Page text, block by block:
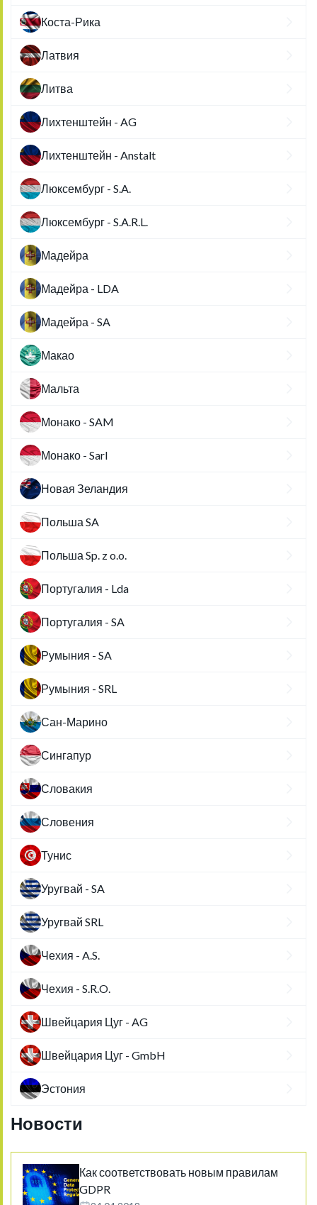
Коста-Рика
Латвия
Литва
Лихтенштейн - AG
Лихтенштейн - Anstalt
Люксембург - S.A.
Люксембург - S.A.R.L.
Мадейра
Мадейра - LDA
Мадейра - SA
Макао
Мальта
Монако - SAM
Монако - Sarl
Новая Зеландия
Польша SA
Польша Sp. z o.o.
Португалия - Lda
Португалия - SA
Румыния - SA
Румыния - SRL
Сан-Марино
Сингапур
Словакия
Словения
Тунис
Уругвай - SA
Уругвай SRL
Чехия - A.S.
Чехия - S.R.O.
Швейцария Цуг - AG
Швейцария Цуг - GmbH
Эстония
Новости
Как соответствовать новым правилам
GDPR